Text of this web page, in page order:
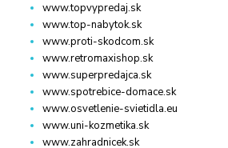
www.topvypredaj.sk
www.top-nabytok.sk
www.proti-skodcom.sk
www.retromaxishop.sk
www.superpredajca.sk
www.spotrebice-domace.sk
www.osvetlenie-svietidla.eu
www.uni-kozmetika.sk
www.zahradnicek.sk